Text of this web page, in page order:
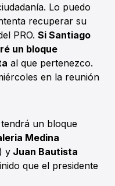
Lo puedo
recuperar su
PRO. Si Santiago
un bloque
al que pertenezco.
en la reunión
un bloque
Medina
y Juan Bautista
que el presidente